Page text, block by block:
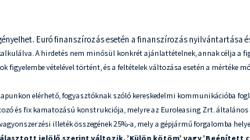
Euró finanszírozás esetén a finanszírozás nyilvántartása
A hirdetés nem minősül konkrét ajánlattételnek, annak célja a
figyelembe vételével történt, és a feltételek változása esetén a mértéke
elérhető, fogyasztóknak szóló kereskedelmi kommunikációba
és fix kamatozású konstrukciója, melyre az Euroleasing Zrt.
illeték összegének 25%-a, mely a gépjármű forgalomba
jelölő szerint változik. ’Külön kötöm’ vagy ’Beépített